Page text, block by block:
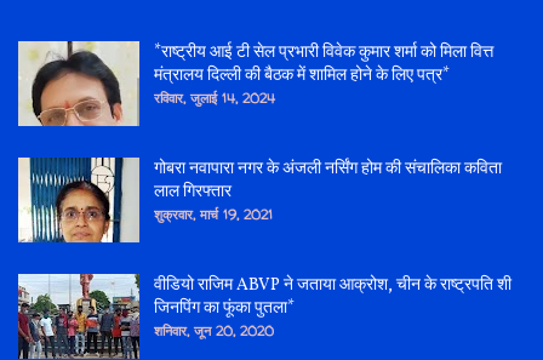
*राष्ट्रीय आई टी सेल प्रभारी विवेक कुमार शर्मा को मिला वित्त
मंत्रालय दिल्ली की बैठक में शामिल होने के लिए पत्र*
रविवार, जुलाई 14, 2024
गोबरा नवापारा नगर के अंजली नर्सिंग होम की संचालिका कविता
लाल गिरफ्तार
शुक्रवार, मार्च 19, 2021
वीडियो राजिम ABVP ने जताया आक्रोश, चीन के राष्ट्रपति शी
जिनपिंग का फूंका पुतला*
शनिवार, जून 20, 2020